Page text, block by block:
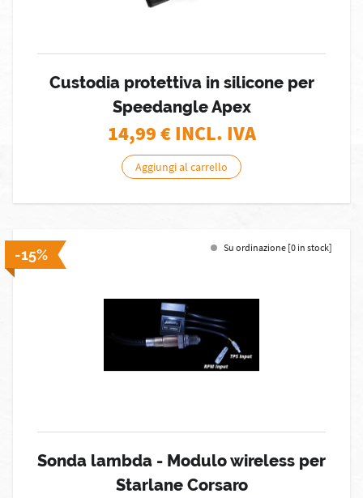
Custodia protettiva in silicone per
Speedangle Apex
14,99€ INCL. IVA
Aggiungi al carrello
-15% Su ordinazione [0 in stock]
Sonda lambda - Modulo wireless per
Starlane Corsaro